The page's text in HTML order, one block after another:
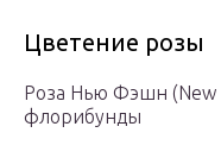
Цветение розы
Роза Нью Фэшн (New
флорибунды